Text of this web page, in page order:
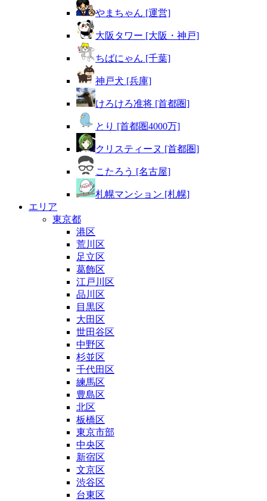
やまちゃん [運営]
大阪タワー [大阪・神戸]
ちばにゃん [千葉]
神戸犬 [兵庫]
けろけろ准将 [首都圏]
とり [首都圏4000万]
クリスティーヌ [首都圏]
こたろう [名古屋]
札幌マンション [札幌]
エリア
東京都
港区
荒川区
足立区
葛飾区
江戸川区
品川区
目黒区
大田区
世田谷区
中野区
杉並区
千代田区
練馬区
豊島区
北区
板橋区
東京市部
中央区
新宿区
文京区
渋谷区
台東区